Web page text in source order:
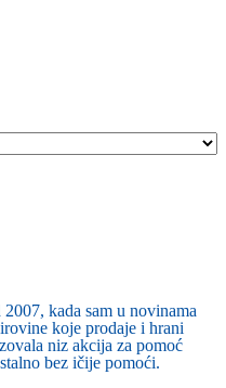
kada sam u novinama
koje prodaje i hrani
niz akcija za pomoć
bez ičije pomoći.